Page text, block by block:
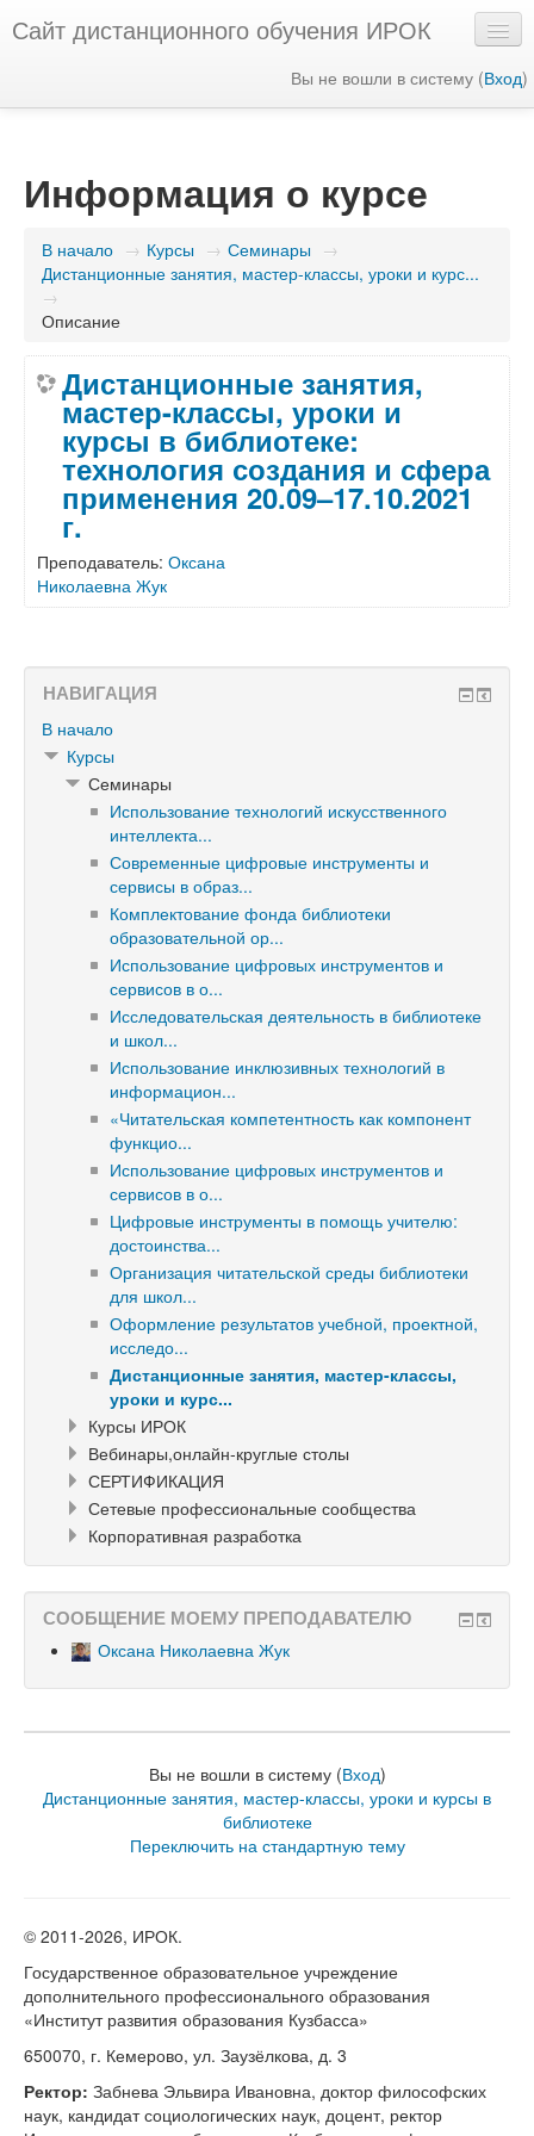
Сайт дистанционного обучения ИРОК
Вы не вошли в систему (Вход)
Информация о курсе
В начало → Курсы → Семинары →
Дистанционные занятия, мастер-классы, уроки и курс...
→
Описание
Дистанционные занятия,
мастер-классы, уроки и
курсы в библиотеке:
технология создания и сфера
применения 20.09–17.10.2021
г.
Преподаватель: Оксана
Николаевна Жук
НАВИГАЦИЯ
В начало
Курсы
Семинары
Использование технологий искусственного
интеллекта...
Современные цифровые инструменты и
сервисы в образ...
Комплектование фонда библиотеки
образовательной ор...
Использование цифровых инструментов и
сервисов в о...
Исследовательская деятельность в библиотеке
и школ...
Использование инклюзивных технологий в
информацион...
«Читательская компетентность как компонент
функцио...
Использование цифровых инструментов и
сервисов в о...
Цифровые инструменты в помощь учителю:
достоинства...
Организация читательской среды библиотеки
для школ...
Оформление результатов учебной, проектной,
исследо...
Дистанционные занятия, мастер-классы,
уроки и курс...
Курсы ИРОК
Вебинары,онлайн-круглые столы
СЕРТИФИКАЦИЯ
Сетевые профессиональные сообщества
Корпоративная разработка
СООБЩЕНИЕ МОЕМУ ПРЕПОДАВАТЕЛЮ
Оксана Николаевна Жук
Вы не вошли в систему (Вход)
Дистанционные занятия, мастер-классы, уроки и курсы в
библиотеке
Переключить на стандартную тему
© 2011-2026, ИРОК.
Государственное образовательное учреждение
дополнительного профессионального образования
«Институт развития образования Кузбасса»
650070, г. Кемерово, ул. Заузёлкова, д. 3
Ректор: Забнева Эльвира Ивановна, доктор философских
наук, кандидат социологических наук, доцент, ректор